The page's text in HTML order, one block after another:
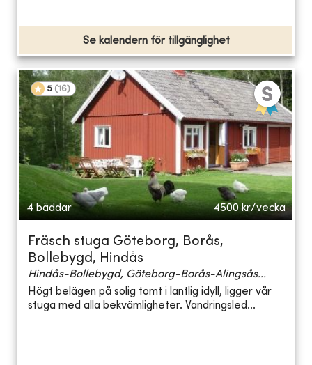
Se kalendern för tillgänglighet
5 (16)
4 bäddar 4500 kr/vecka
Fräsch stuga Göteborg, Borås,
Bollebygd, Hindås
Hindås-Bollebygd, Göteborg-Borås-Alingsås...
Högt belägen på solig tomt i lantlig idyll, ligger vår
stuga med alla bekvämligheter. Vandringsled...